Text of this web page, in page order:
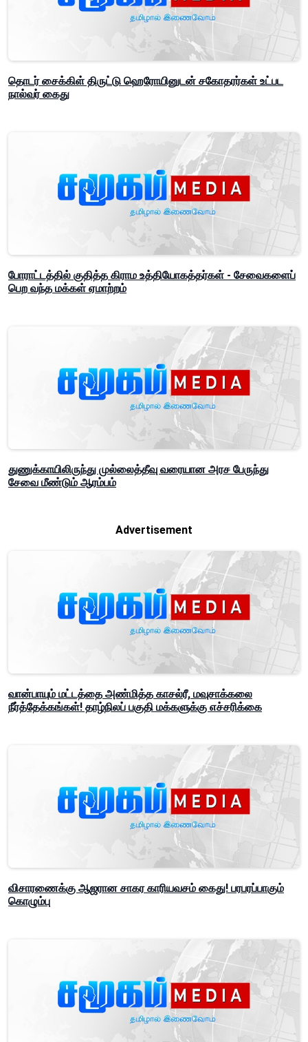
தொடர் சைக்கிள் திருட்டு ஹெரோயினுடன் சகோதரர்கள் உட்பட
நால்வர் கைது
போராட்டத்தில் குதித்த கிராம உத்தியோகத்தர்கள் - சேவைகளைப்
பெற வந்த மக்கள் ஏமாற்றம்
துணுக்காயிலிருந்து முல்லைத்தீவு வரையான அரச பேருந்து
சேவை மீண்டும் ஆரம்பம்
Advertisement
வான்பாயும் மட்டத்தை அண்மித்த காசல்ரீ, மவுசாக்கலை
நீர்த்தேக்கங்கள்! தாழ்நிலப் பகுதி மக்களுக்கு எச்சரிக்கை
விசாரணைக்கு ஆஜரான சாகர காரியவசம் கைது! பரபரப்பாகும்
கொழும்பு